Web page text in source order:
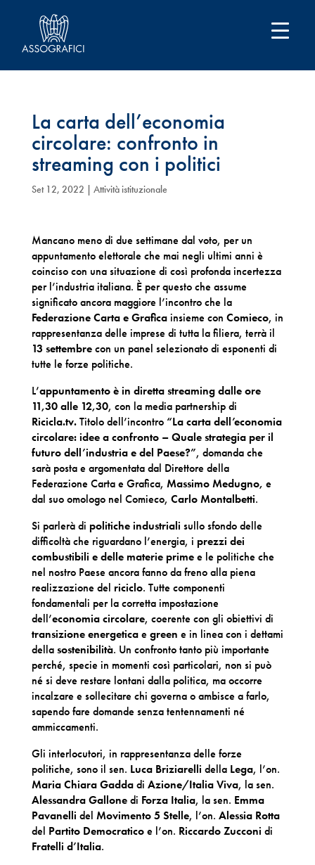
La carta dell’economia
circolare: confronto in
streaming con i politici
Set 12, 2022 | Attività istituzionale
Mancano meno di due settimane dal voto, per un
appuntamento elettorale che mai negli ultimi anni è
coinciso con una situazione di così profonda incertezza
per l’industria italiana. È per questo che assume
significato ancora maggiore l’incontro che la
Federazione Carta e Graficainsieme con Comieco, in
rappresentanza delle imprese di tutta la filiera, terrà il
13 settembrecon un panel selezionato di esponenti di
tutte le forze politiche.
L’appuntamento è in diretta streaming dalle ore
11,30 alle 12,30, con la media partnership di
Ricicla.tv.Titolo dell’incontro“La carta dell’economia
circolare: idee a confronto – Quale strategia per il
futuro dell’industria e del Paese?”, domanda che
sarà posta e argomentata dal Direttore della
Federazione Carta e Grafica, Massimo Medugno, e
dal suo omologo nel Comieco, Carlo Montalbetti.
Si parlerà di politiche industriali sullo sfondo delle
difficoltà che riguardano l’energia, i prezzi dei
combustibili e delle materie primee le politiche che
nel nostro Paese ancora fanno da freno alla piena
realizzazione del riciclo. Tutte componenti
fondamentali per la corretta impostazione
dell’economia circolare, coerente con gli obiettivi di
transizione energeticae green e in linea con i dettami
dellasostenibilità. Un confronto tanto più importante
perché, specie in momenti così particolari, non si può
né si deve restare lontani dalla politica, ma occorre
incalzare e sollecitare chi governa o ambisce a farlo,
sapendo fare domande senza tentennamenti né
ammiccamenti.
Gli interlocutori, in rappresentanza delle forze
politiche, sono il sen. Luca Briziarelli della Lega, l’on.
Maria Chiara Gaddadi Azione/Italia Viva, la sen.
Alessandra Gallonedi Forza Italia, la sen. Emma
Pavanelli del Movimento 5 Stelle, l’on. Alessia Rotta
del Partito Democraticoe l’on. Riccardo Zucconi di
Fratelli d’Italia.